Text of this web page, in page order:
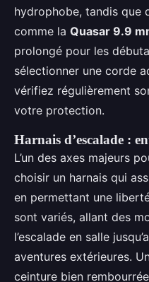
hydrophobe, tandis que
comme la Quasar 9.9
prolongé pour les
sélectionner une corde
vérifiez régulièrement
votre protection.
Harnais d’escalade :
L’un des axes majeurs
choisir un harnais qui
en permettant une
sont variés, allant des
l’escalade en salle
aventures extérieures.
ceinture bien